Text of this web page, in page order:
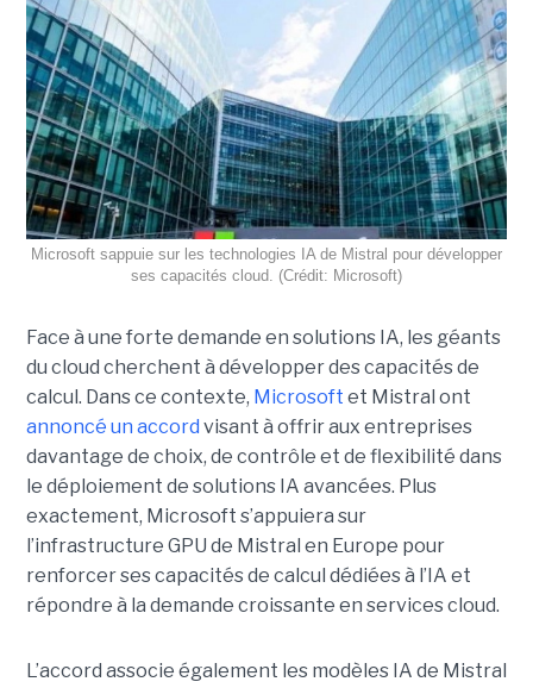
Microsoft sappuie sur les technologies IA de Mistral pour développer
ses capacités cloud. (Crédit: Microsoft)
Face à une forte demande en solutions IA, les géants
du cloud cherchent à développer des capacités de
calcul. Dans ce contexte, Microsoft et Mistral ont
annoncé un accord visant à offrir aux entreprises
davantage de choix, de contrôle et de flexibilité dans
le déploiement de solutions IA avancées. Plus
exactement, Microsoft s’appuiera sur
l’infrastructure GPU de Mistral en Europe pour
renforcer ses capacités de calcul dédiées à l’IA et
répondre à la demande croissante en services cloud.
L’accord associe également les modèles IA de Mistral